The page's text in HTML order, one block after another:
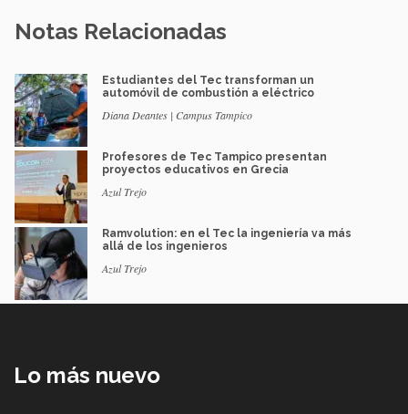
Notas Relacionadas
Estudiantes del Tec transforman un
automóvil de combustión a eléctrico
Diana Deantes | Campus Tampico
Profesores de Tec Tampico presentan
proyectos educativos en Grecia
Azul Trejo
Ramvolution: en el Tec la ingeniería va más
allá de los ingenieros
Azul Trejo
Lo más nuevo